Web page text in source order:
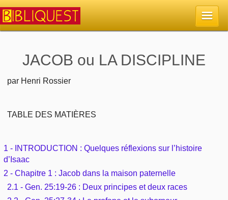
Sujets d'actualité
Librairies, éditeurs
Écoutez la Bible
Rechercher (concordance)
Dieu
Études et commentaires par passage
En bref
JACOB ou LA DISCIPLINE
par Henri Rossier
TABLE DES MATIÈRES
1 - INTRODUCTION : Quelques réflexions sur l’histoire
d’Isaac
2 - Chapitre 1 : Jacob dans la maison paternelle
2.1 - Gen. 25:19-26 : Deux principes et deux races